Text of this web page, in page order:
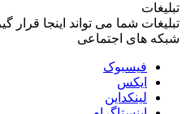
تبلیغات
تبلیغات شما می تواند اینجا قرار
شبکه های اجتماعی
فیسبوک
ایکس
لینکداین